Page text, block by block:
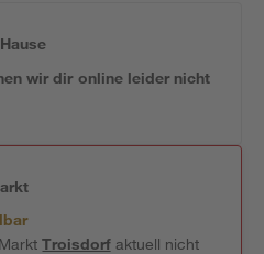
wir dir online leider nicht
Troisdorfaktuell nicht